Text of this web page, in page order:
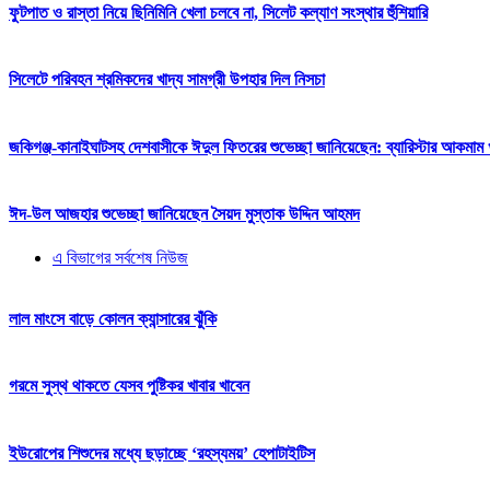
ফুটপাত ও রাস্তা নিয়ে ছিনিমিনি খেলা চলবে না, সিলেট কল্যাণ সংস্থার হুঁশিয়ারি
সিলেটে পরিবহন শ্রমিকদের খাদ্য সামগ্রী উপহার দিল নিসচা
জকিগঞ্জ-কানাইঘাটসহ দেশবাসীকে ঈদুল ফিতরের শুভেচ্ছা জানিয়েছেন: ব্যারিস্টার আকমাম
ঈদ-উল আজহার শুভেচ্ছা জানিয়েছেন সৈয়দ মুস্তাক উদ্দিন আহমদ
এ বিভাগের সর্বশেষ নিউজ
লাল মাংসে বাড়ে কোলন ক্যান্সারের ঝুঁকি
গরমে সুস্থ থাকতে যেসব পুষ্টিকর খাবার খাবেন
ইউরোপের শিশুদের মধ্যে ছড়াচ্ছে ‘রহস্যময়’ হেপাটাইটিস